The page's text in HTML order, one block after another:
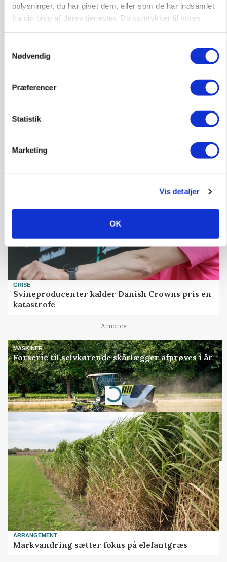
oplysninger, du har givet dem, eller som de har indsamlet
fra din brug af deres tjenester. Du samtykker til vores
Nødvendig
Præferencer
Statistik
Marketing
Vis detaljer
OK
HØST-TOUR
PLANTER
GRISE
Svineproducenter kalder Danish Crowns pris en
katastrofe
Annonce
MASKINER
Forserie til selvkørende skårlægger afprøves i år
Annonce
Loading...
ARRANGEMENT
Markvandring sætter fokus på elefantgræs